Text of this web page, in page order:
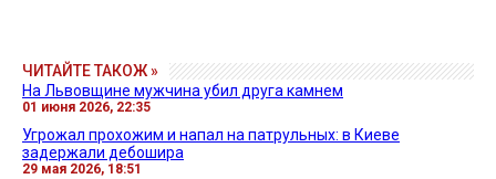
ЧИТАЙТЕ ТАКОЖ »
На Львовщине мужчина убил друга камнем
01 июня 2026, 22:35
Угрожал прохожим и напал на патрульных: в Киеве
задержали дебошира
29 мая 2026, 18:51